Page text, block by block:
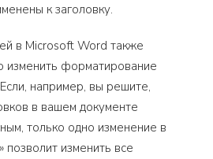
к заголовку.
в Microsoft Word также
изменить форматирование
например, вы решите,
в вашем документе
только одно изменение в
позволит изменить все